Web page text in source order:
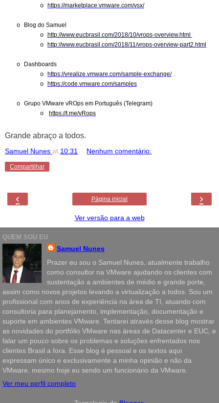
o https://marketplace.vmware.com/vsx/
o
Blog do Samuel
o http://www.eucbrasil.com/2018/10/vrops-overview.html
o http://www.eucbrasil.com/2018/11/vrops-overview-part2.html
o
Dashboards
o https://vrealize.vmware.com/sample-exchange/
o https://code.vmware.com/samples
o Grupo VMware vROps em Português (Telegram)
o
https://t.me/vRops
Grande abraço a todos.
Samuel Nunes at 10:31 Nenhum comentário:
Compartilhar
‹ ›
Página inicial
Ver versão para a web
QUEM SOU EU
Samuel Nunes
Prazer eu sou o Samuel Nunes, atualmente trabalho
como consultor na VMware ajudando os clientes com
sustentação a ambientes de médio e grande porte,
assim como novos projetos levando a virtualização a todos. Sou um
profissional com anos de experiência na área de TI, atuando com
consultoria para planejamento, implementação, documentação e
suporte em ambientes VMware. Tentarei através desse blog mostrar
as novidades do portfólio VMware nas áreas de Datacenter e EUC, e
falar um pouco sobre os problemas e soluções enfrentados nos
clientes Brasil a fora. Esse blog é pessoal e os textos aqui
expressam único e exclusivamente a minha opinião e não da
VMware, mesmo hoje eu sendo um funcionário da VMware.
Ver meu perfil completo